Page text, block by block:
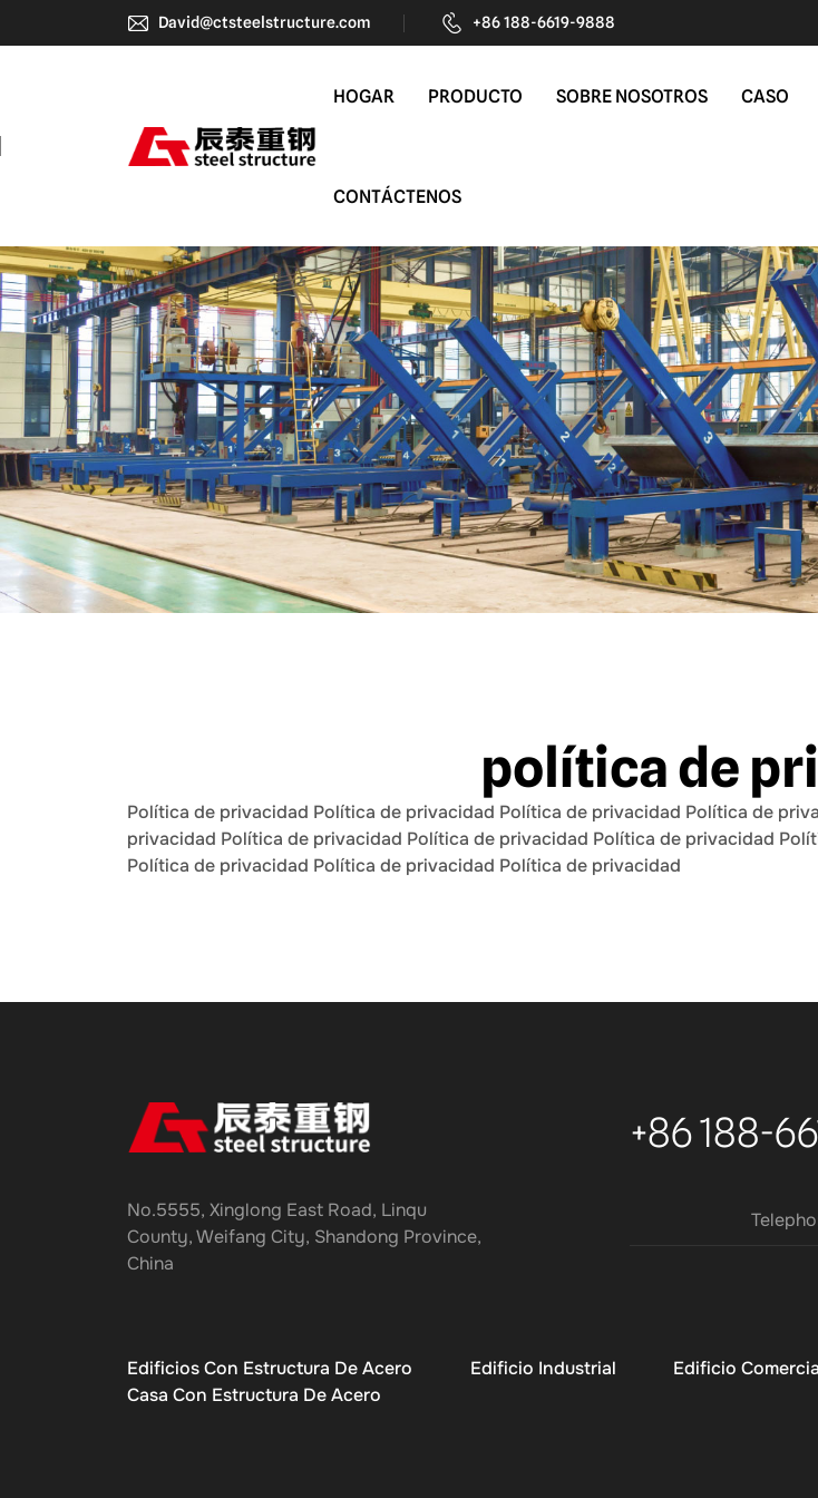
David@ctsteelstructure.com +86 188-6619-9888
HOGAR PRODUCTO SOBRE NOSOTROS CASO
CONTÁCTENOS
Steel
Group
Co.,
Ltd.
política de
Política de privacidad Política de privacidad Política de privacidad Política de
privacidad Política de privacidad Política de privacidad Política de privacidad
Política de privacidad Política de privacidad Política de privacidad
No.5555, Xinglong East Road, Linqu
County, Weifang City, Shandong Province,
China
+86 188-
Edificios Con Estructura De Acero Edificio Industrial Edificio
Casa Con Estructura De Acero